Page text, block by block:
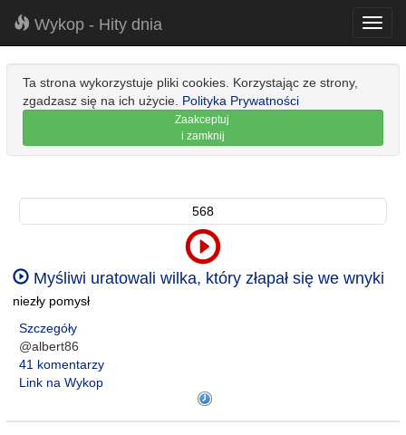
Wykop - Hity dnia
Ta strona wykorzystuje pliki cookies. Korzystając ze strony,
zgadzasz się na ich użycie. Polityka Prywatności
Zaakceptuj
i zamknij
568
Myśliwi uratowali wilka, który złapał się we wnyki
niezły pomysł
Szczegóły
@albert86
41 komentarzy
Link na Wykop